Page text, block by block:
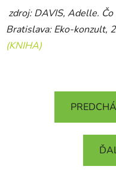
zdroj: DAVIS, Adelle.
Bratislava: Eko-
(KNIHA)